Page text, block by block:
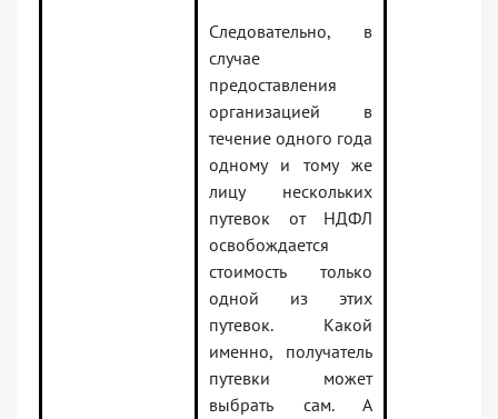
Следовательно, в
случае
предоставления
организацией в
течение одного года
одному и тому же
лицу нескольких
путевок от НДФЛ
освобождается
стоимость только
одной из этих
путевок. Какой
именно, получатель
путевки может
выбрать сам. А